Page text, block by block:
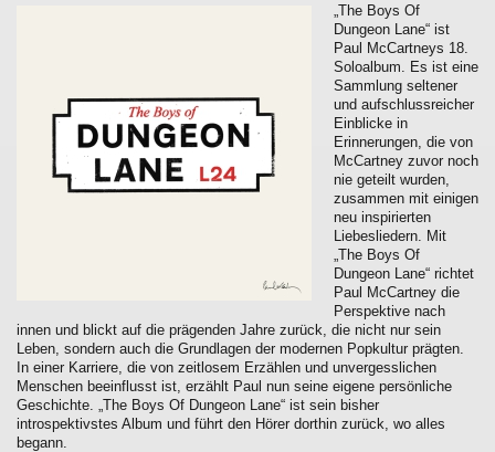
„The Boys Of
Dungeon Lane“ ist
Paul McCartneys 18.
Soloalbum. Es ist eine
Sammlung seltener
und aufschlussreicher
Einblicke in
Erinnerungen, die von
McCartney zuvor noch
nie geteilt wurden,
zusammen mit einigen
neu inspirierten
Liebesliedern. Mit
„The Boys Of
Dungeon Lane“ richtet
Paul McCartney die
Perspektive nach
innen und blickt auf die prägenden Jahre zurück, die nicht nur sein
Leben, sondern auch die Grundlagen der modernen Popkultur prägten.
In einer Karriere, die von zeitlosem Erzählen und unvergesslichen
Menschen beeinflusst ist, erzählt Paul nun seine eigene persönliche
Geschichte. „The Boys Of Dungeon Lane“ ist sein bisher
introspektivstes Album und führt den Hörer dorthin zurück, wo alles
begann.